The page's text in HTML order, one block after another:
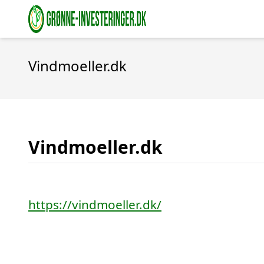
Vindmoeller.dk
Vindmoeller.dk
https://vindmoeller.dk/